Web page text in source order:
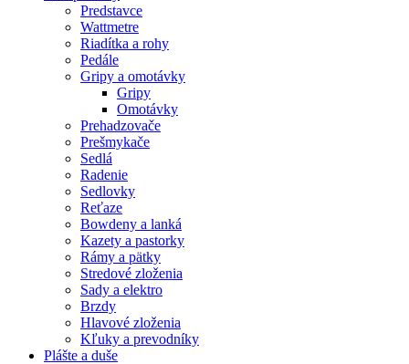
Predstavce
Wattmetre
Riadítka a rohy
Pedále
Gripy a omotávky
Gripy
Omotávky
Prehadzovače
Prešmykače
Sedlá
Radenie
Sedlovky
Reťaze
Bowdeny a lanká
Kazety a pastorky
Rámy a pätky
Stredové zloženia
Sady a elektro
Brzdy
Hlavové zloženia
Kľuky a prevodníky
Plášte a duše